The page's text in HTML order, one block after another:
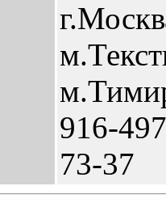
916-
73-37